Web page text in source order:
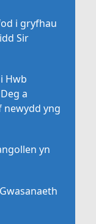
i gryfhau
Sir
Hwb
a
newydd yng
yn